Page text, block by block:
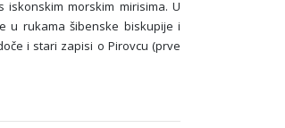
morskim mirisima. U
u rukama šibenske biskupije i
i stari zapisi o Pirovcu (prve